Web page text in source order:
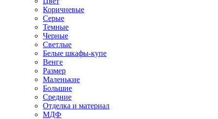
Коричневые
Серые
Темные
Черные
Светлые
Белые шкафы-купе
Венге
Размер
Маленькие
Большие
Средние
Отделка и материал
МДФ